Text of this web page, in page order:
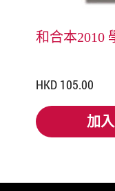
和合本2010
HKD 105.00
加
加入